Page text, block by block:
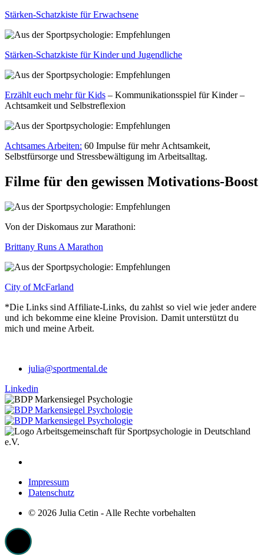
Stärken-Schatzkiste für Erwachsene
Stärken-Schatzkiste für Kinder und Jugendliche
Erzählt euch mehr für Kids – Kommunikationsspiel für Kinder –
Achtsamkeit und Selbstreflexion
Achtsames Arbeiten: 60 Impulse für mehr Achtsamkeit,
Selbstfürsorge und Stressbewältigung im Arbeitsalltag.
Filme für den gewissen Motivations-Boost
Von der Diskomaus zur Marathoni:
Brittany Runs A Marathon
City of McFarland
*Die Links sind Affiliate-Links, du zahlst so viel wie jeder andere
und ich bekomme eine kleine Provision. Damit unterstützt du
mich und meine Arbeit.
julia@sportmental.de
Linkedin
Impressum
Datenschutz
© 2026 Julia Cetin - Alle Rechte vorbehalten